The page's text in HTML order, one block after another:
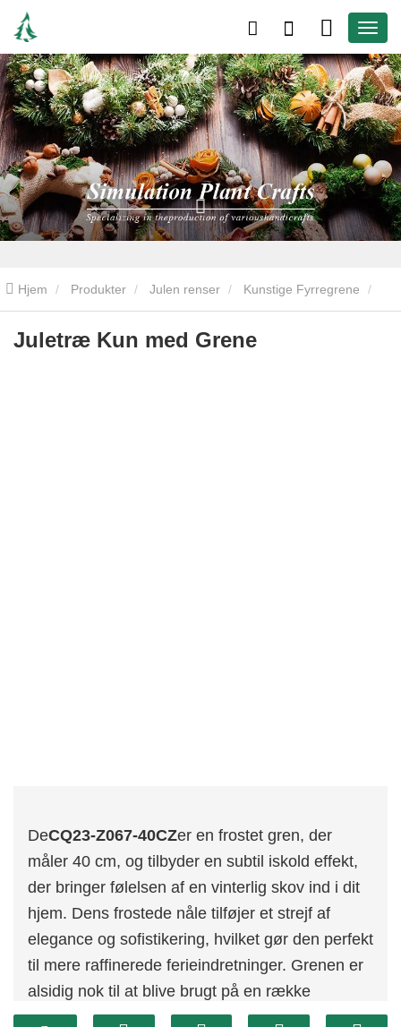
Hjem Produkter Julen renser Kunstige Fyrregrene
Juletræ Kun med Grene
Juletræ Kun med Grene
DeCQ23-Z067-40CZer en frostet gren, der
måler 40 cm, og tilbyder en subtil iskold effekt,
der bringer følelsen af ​​en vinterlig skov ind i dit
hjem. Dens frostede nåle tilføjer et strejf af
elegance og sofistikering, hvilket gør den perfekt
til mere raffinerede ferieindretninger. Grenen er
alsidig nok til at blive brugt på en række
forskellige måder, fra kranse og guirlander til